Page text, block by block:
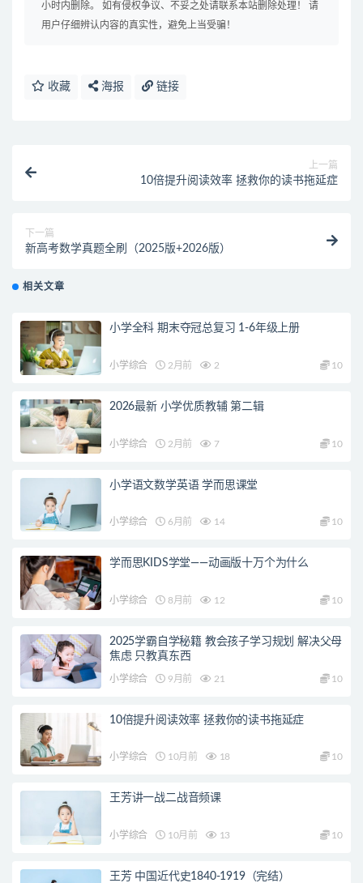
小时内删除。 如有侵权争议、不妥之处请联系本站删除处理！ 请
用户仔细辨认内容的真实性，避免上当受骗！
收藏 海报 链接
上一篇
10倍提升阅读效率 拯救你的读书拖延症
下一篇
新高考数学真题全刷（2025版+2026版）
相关文章
小学全科 期末夺冠总复习 1-6年级上册
小学综合 2月前 2 10
2026最新 小学优质教辅 第二辑
小学综合 2月前 7 10
小学语文数学英语 学而思课堂
小学综合 6月前 14 10
学而思KIDS学堂——动画版十万个为什么
小学综合 8月前 12 10
2025学霸自学秘籍 教会孩子学习规划 解决父母
焦虑 只教真东西
小学综合 9月前 21 10
10倍提升阅读效率 拯救你的读书拖延症
小学综合 10月前 18 10
王芳讲一战二战音频课
小学综合 10月前 13 10
王芳 中国近代史1840-1919（完结）